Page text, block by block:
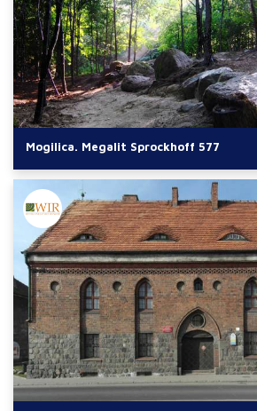
Mogilica. Megalit Sprockhoff 577